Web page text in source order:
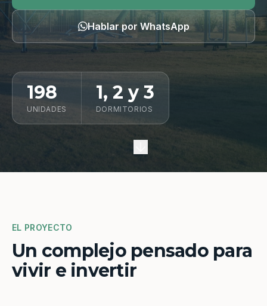
Hablar por WhatsApp
198
UNIDADES
1, 2 y 3
DORMITORIOS
EL PROYECTO
Un complejo pensado para
vivir e invertir